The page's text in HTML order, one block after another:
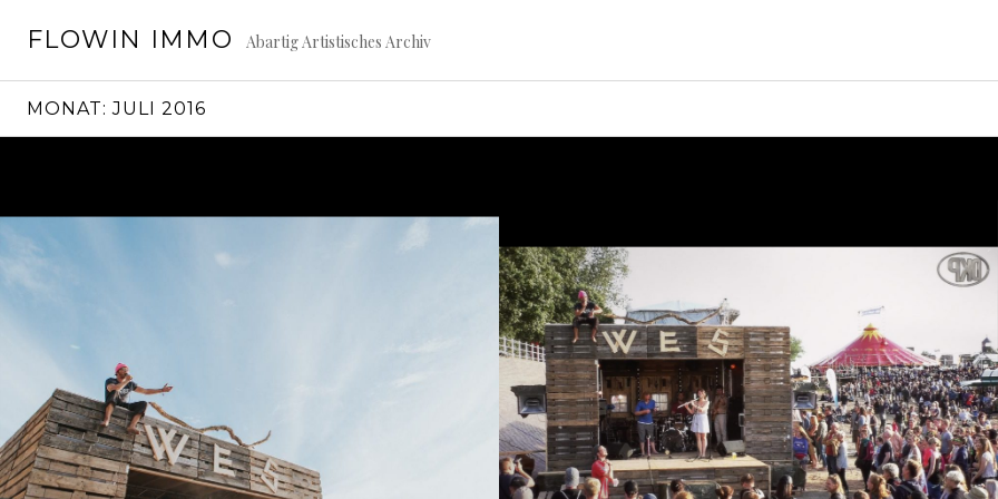
zumFLOWIN IMMO Abartig Artistisches Archiv
MONAT:JULI 2016